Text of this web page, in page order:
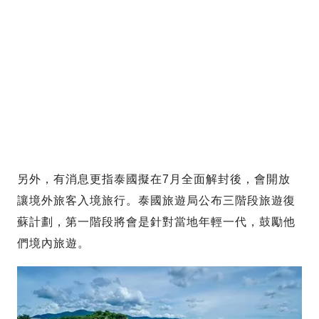
另外，有消息更指泰國擬在7月全面解封後，會開放
讓境外旅客入境旅行。泰國旅遊局公布三階段旅遊復
蘇計劃，第一階段將會是針對當地年輕一代，鼓勵他
們境內旅遊。